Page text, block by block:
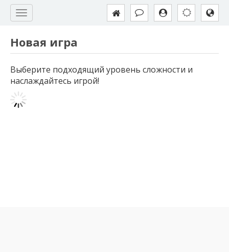
Новая игра
Выберите подходящий уровень сложности и
наслаждайтесь игрой!